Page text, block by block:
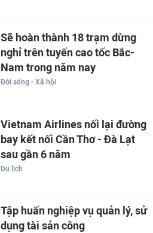
Sẽ hoàn thành 18 trạm dừng
nghỉ trên tuyến cao tốc Bắc-
Nam trong năm nay
Đời sống - Xã hội
Vietnam Airlines nối lại đường
bay kết nối Cần Thơ - Đà Lạt
sau gần 6 năm
Du lịch
Tập huấn nghiệp vụ quản lý, sử
dụng tài sản công